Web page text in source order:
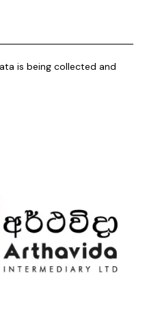
is being collected and